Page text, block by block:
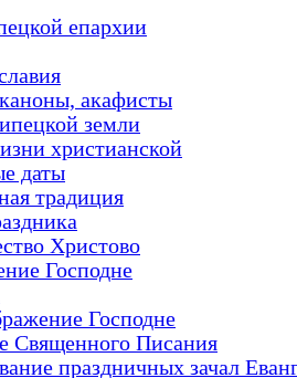
епархии
акафисты
земли
христианской
даты
традиция
Христово
Господне
Господне
Священного Писания
праздничных зачал